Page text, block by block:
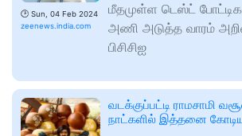
🕑 Sun, 04 Feb 2024
zeenews.india.com
மீதமுள்ள டெஸ்ட்
அணி அடுத்த வாரம்
பிசிசிஐ
வடக்குப்பட்டி ராமசாமி
நாட்களில் இத்தனை